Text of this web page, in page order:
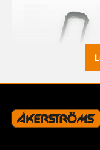
BUMPER TX50/51/52